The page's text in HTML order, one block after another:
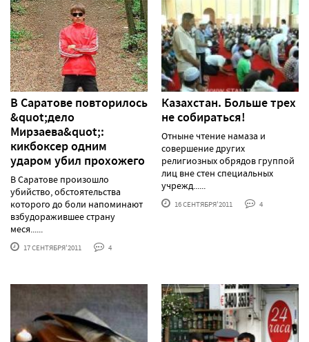
В Саратове повторилось
&quot;дело
Мирзаева&quot;:
кикбоксер одним
ударом убил прохожего
В Саратове произошло
убийство, обстоятельства
которого до боли напоминают
взбудоражившее страну
меся......
17 СЕНТЯБРЯ'2011 4
Казахстан. Больше трех
не собираться!
Отныне чтение намаза и
совершение других
религиозных обрядов группой
лиц вне стен специальных
учрежд......
16 СЕНТЯБРЯ'2011 4